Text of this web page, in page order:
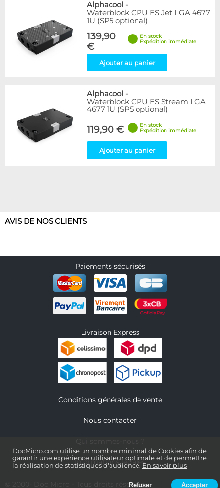
DocMicro.com utilise un nombre minimal de Cookies afin de
garantir une expérience utilisateur optimale et de permettre
la réalisation de statistiques d'audience. En savoir plus
Refuser Accepter
Alphacool -
Waterblock CPU ES Jet LGA 4677
1U (SP5 optional)
139,90
€
En stock
Expédition immédiate
Ajouter au panier
Alphacool -
Waterblock CPU ES Stream LGA
4677 1U (SP5 optional)
119,90 €
En stock
Expédition immédiate
Ajouter au panier
AVIS DE NOS CLIENTS
Paiements sécurisés
Livraison Express
Conditions générales de vente
Nous contacter
Informations légales
- Tous droits réservés